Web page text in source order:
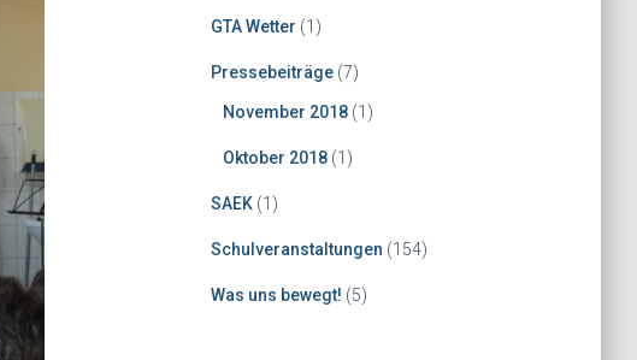
GTA Wetter (1)
Pressebeiträge(7)
November 2018(1)
Oktober 2018(1)
SAEK(1)
Schulveranstaltungen (154)
Was uns bewegt! (5)